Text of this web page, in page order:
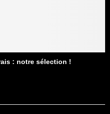
: notre sélection !